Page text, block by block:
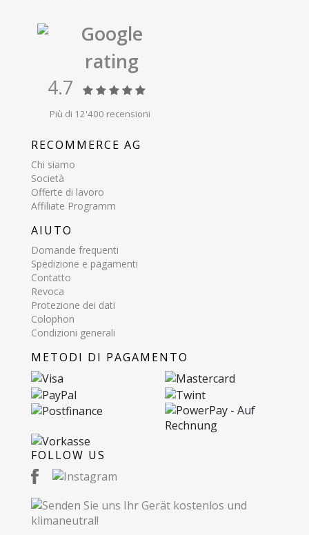
Google
rating
4.7
Più di 12'400 recensioni
RECOMMERCE AG
Chi siamo
Società
Offerte di lavoro
Affiliate Programm
AIUTO
Domande frequenti
Spedizione e pagamenti
Contatto
Revoca
Protezione dei dati
Colophon
Condizioni generali
METODI DI PAGAMENTO
FOLLOW US